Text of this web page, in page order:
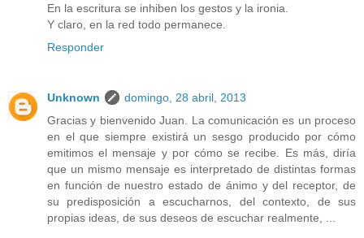
En la escritura se inhiben los gestos y la ironia.
Y claro, en la red todo permanece.
Responder
Unknown
domingo, 28 abril, 2013
Gracias y bienvenido Juan. La comunicación es un proceso
en el que siempre existirá un sesgo producido por cómo
emitimos el mensaje y por cómo se recibe. Es más, diría
que un mismo mensaje es interpretado de distintas formas
en función de nuestro estado de ánimo y del receptor, de
su predisposición a escucharnos, del contexto, de sus
propias ideas, de sus deseos de escuchar realmente, ...